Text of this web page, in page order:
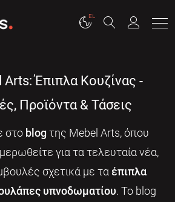
EL
Έπιπλα Κουζίνας -
Προϊόντα & Τάσεις
στο blogτης Mebel Arts, όπου
για τα τελευταία νέα,
σχετικά με τα έπιπλα
υπνοδωματίου. Το blog